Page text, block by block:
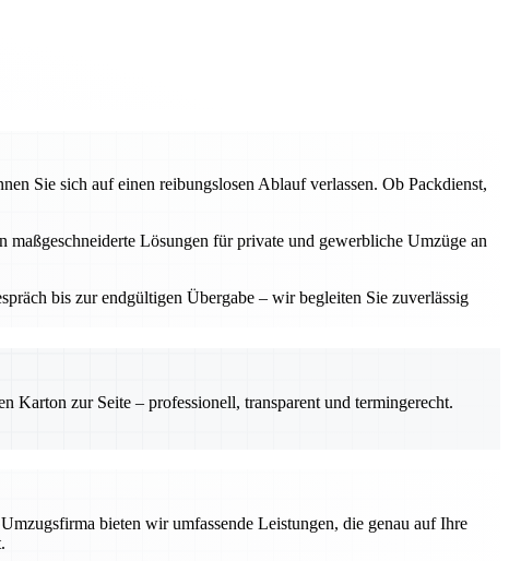
Sie sich auf einen reibungslosen Ablauf verlassen. Ob Packdienst,
Lösungen für private und gewerbliche Umzüge an
bis zur endgültigen Übergabe – wir begleiten Sie zuverlässig
Karton zur Seite – professionell, transparent und termingerecht.
bieten wir umfassende Leistungen, die genau auf Ihre